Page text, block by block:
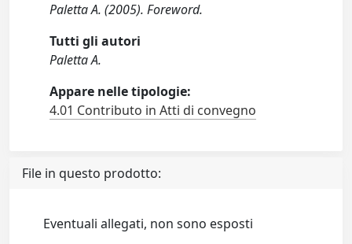
Paletta A. (2005). Foreword.
Tutti gli autori
Paletta A.
Appare nelle tipologie:
4.01 Contributo in Atti di convegno
File in questo prodotto:
Eventuali allegati, non sono esposti